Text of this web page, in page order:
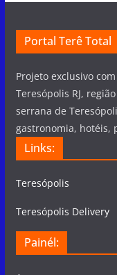
Portal Terê Total
Projeto exclusivo
Teresópolis RJ,
serrana de
gastronomia, hotéis,
Links:
Teresópolis
Teresópolis Delivery
Painél: